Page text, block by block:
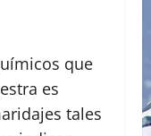
que
es
tales